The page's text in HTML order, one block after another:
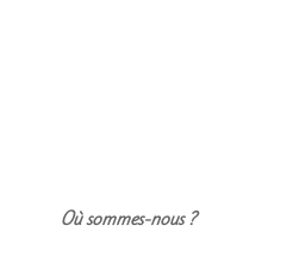
Où sommes-nous ?